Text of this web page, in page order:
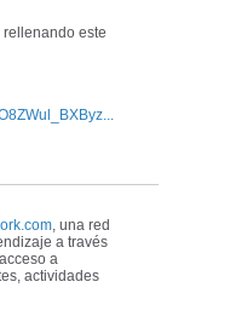
este
, una red
a través
a
actividades